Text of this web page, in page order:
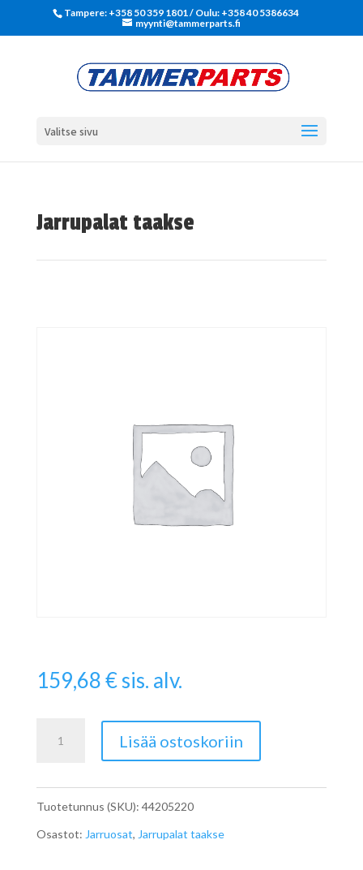
Tampere: +358 50 359 1801‬ / Oulu: +358 40 5386634
myynti@tammerparts.fi
Valitse sivu
Jarrupalat taakse
159,68€sis. alv.
määrä
Lisää ostoskoriin
Tuotetunnus (SKU): 44205220
Osastot: Jarruosat, Jarrupalat taakse